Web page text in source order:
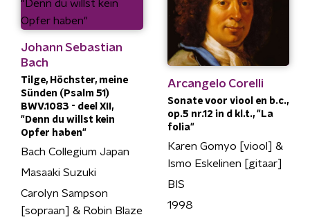
Johann Sebastian
Bach
Tilge, Höchster, meine
Sünden (Psalm 51)
BWV.1083 - deel XII,
"Denn du willst kein
Opfer haben"
Bach Collegium Japan
Masaaki Suzuki
Carolyn Sampson
[sopraan] & Robin Blaze
Arcangelo Corelli
Sonate voor viool en b.c.,
op.5 nr.12 in d kl.t., "La
folia"
Karen Gomyo [viool] &
Ismo Eskelinen [gitaar]
BIS
1998